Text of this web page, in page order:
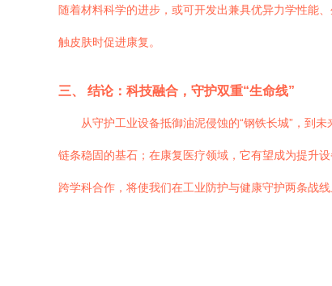
随着材料科学的进步，或可开发出兼具优异力学性能
触皮肤时促进康复。
三、 结论：科技融合，守护双重“生命线”
从守护工业设备抵御油泥侵蚀的“钢铁长城”，到
链条稳固的基石；在康复医疗领域，它有望成为提升
跨学科合作，将使我们在工业防护与健康守护两条战